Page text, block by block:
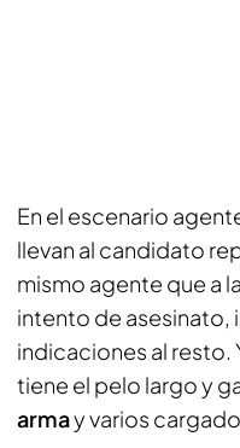
En el escenario
llevan al candidato
mismo agente que a
intento de asesinato,
indicaciones al resto.
tiene el pelo largo y
armay varios